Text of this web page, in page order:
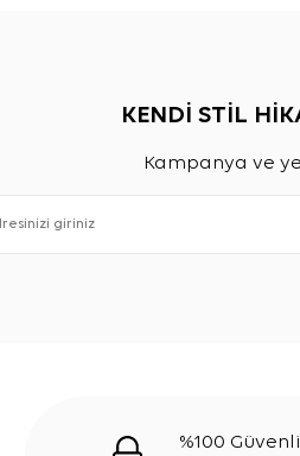
KENDİ STİL
Kampanya ve
%100 Güvenli